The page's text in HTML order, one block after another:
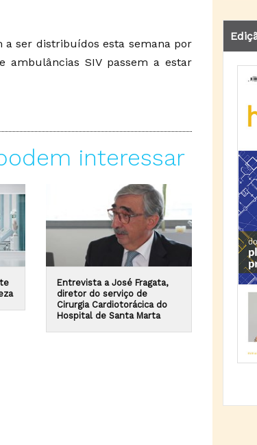
a ser distribuídos esta semana por
ambulâncias SIV passem a estar
interessar
Entrevista a José Fragata,
diretor do serviço de
Cirurgia Cardiotorácica do
Hospital de Santa Marta